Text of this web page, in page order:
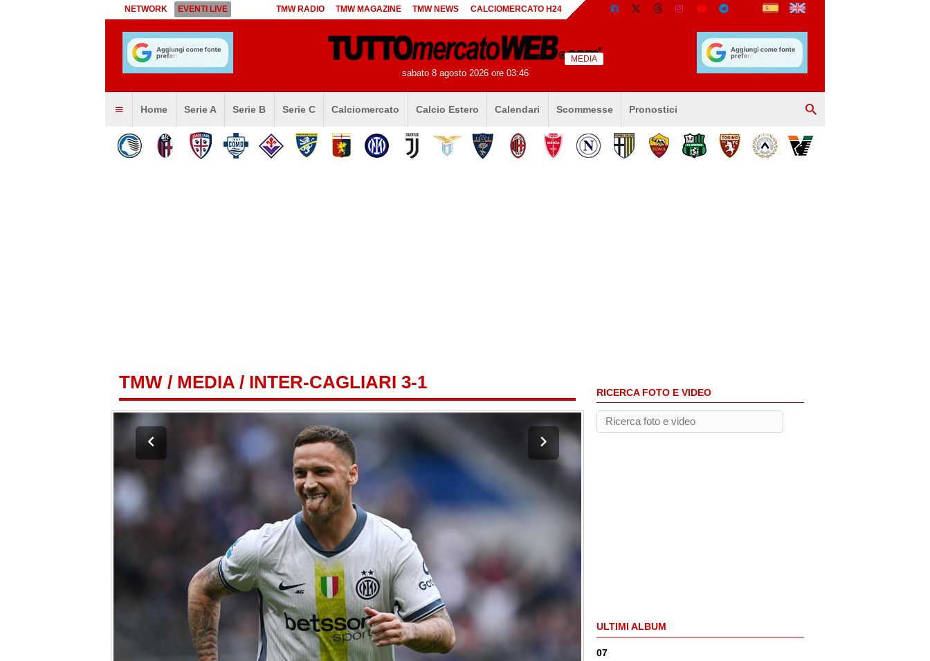
NETWORK EVENTI LIVE TMW RADIO TMW MAGAZINE TMW NEWS CALCIOMERCATO H24
sabato 8 agosto 2026 ore 03:46
MEDIA
Home Serie A Serie B Serie C Calciomercato Calcio Estero Calendari Scommesse Pronostici
TMW / MEDIA / INTER-CAGLIARI 3-1
RICERCA FOTO E VIDEO
ULTIMI ALBUM
07